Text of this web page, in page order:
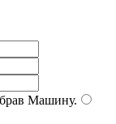
Машину.